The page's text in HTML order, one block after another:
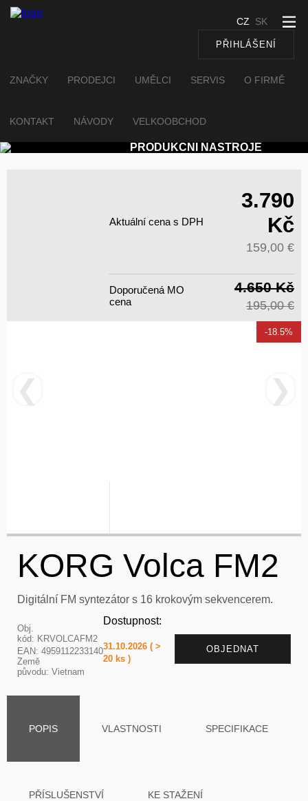
ZNAČKY PRODEJCI UMĚLCI SERVIS O FIRMĚ
KONTAKT NÁVODY VELKOOBCHOD
PŘIHLÁŠENÍ
CZ SK
PRODUKČNÍ NÁSTROJE
-18.5%
Aktuální cena s DPH
3.790
Kč
159,00 €
Doporučená MO
cena
4.650 Kč
195,00 €
KORG Volca FM2
Digitální FM syntezátor s 16 krokovým sekvencerem.
Obj.
kód: KRVOLCAFM2
EAN: 4959112233140
Země
původu: Vietnam
Dostupnost:
31.10.2026 ( >
20 ks )
OBJEDNAT
POPIS VLASTNOSTI SPECIFIKACE
PŘÍSLUŠENSTVÍ KE STAŽENÍ